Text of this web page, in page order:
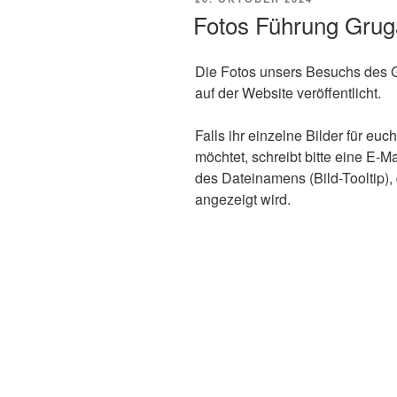
Fotos Führung
Die Fotos unsers Besuchs des
auf der Website veröffentlicht.
Falls ihr einzelne Bilder für
möchtet, schreibt bitte eine E-
des Dateinamens (Bild-
angezeigt wird.